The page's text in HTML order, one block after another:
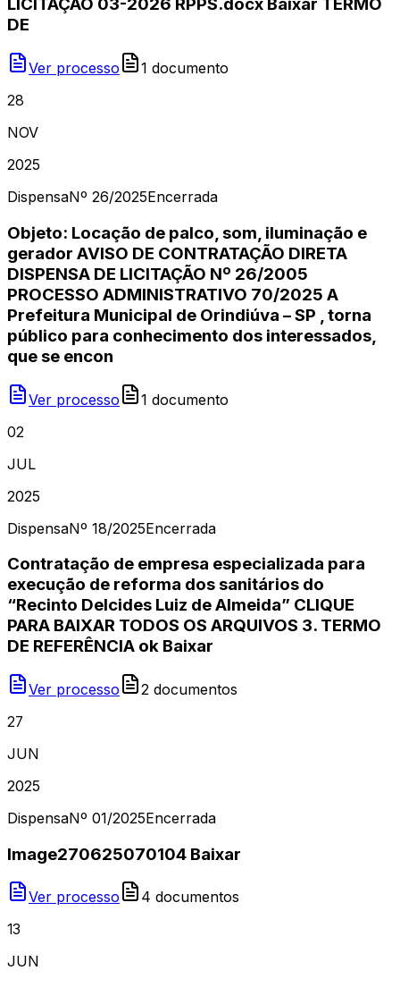
LICITAÇÃO 03-2026 RPPS.docx Baixar TERMO
DE
Ver processo 1 documento
28
NOV
2025
DispensaNº 26/2025Encerrada
Objeto: Locação de palco, som, iluminação e
gerador AVISO DE CONTRATAÇÃO DIRETA
DISPENSA DE LICITAÇÃO Nº 26/2005
PROCESSO ADMINISTRATIVO 70/2025 A
Prefeitura Municipal de Orindiúva – SP , torna
público para conhecimento dos interessados,
que se encon
Ver processo 1 documento
02
JUL
2025
DispensaNº 18/2025Encerrada
Contratação de empresa especializada para
execução de reforma dos sanitários do
“Recinto Delcides Luiz de Almeida” CLIQUE
PARA BAIXAR TODOS OS ARQUIVOS 3. TERMO
DE REFERÊNCIA ok Baixar
Ver processo 2 documentos
27
JUN
2025
DispensaNº 01/2025Encerrada
Image270625070104 Baixar
Ver processo 4 documentos
13
JUN